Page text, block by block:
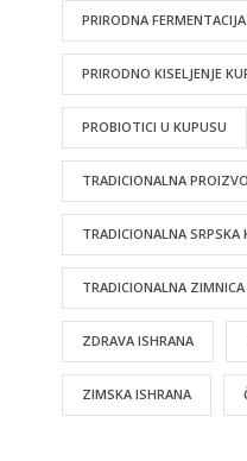
PRIRODNA FERMENTACIJA
PRIRODNO KISELJENJE
PROBIOTICI U KUPUSU
TRADICIONALNA
TRADICIONALNA SRPSKA
TRADICIONALNA ZIMNICA
ZDRAVA ISHRANA
ZIMSKA ISHRANA